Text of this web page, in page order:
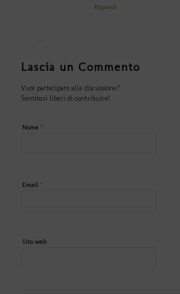
Rispondi
Lascia un Commento
Vuoi partecipare alla discussione?
Sentitevi liberi di contribuire!
Nome *
Email *
Sito web